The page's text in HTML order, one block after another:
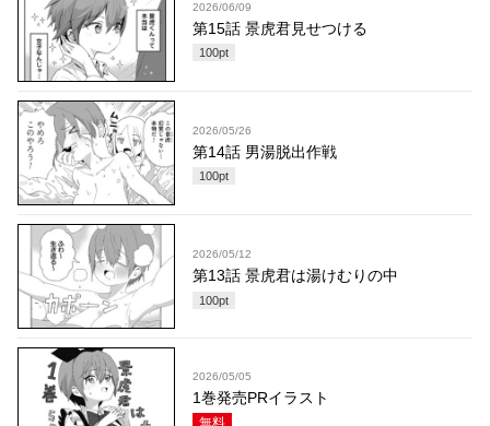
2026/06/09
第15話 景虎君見せつける
100pt
2026/05/26
第14話 男湯脱出作戦
100pt
2026/05/12
第13話 景虎君は湯けむりの中
100pt
2026/05/05
1巻発売PRイラスト